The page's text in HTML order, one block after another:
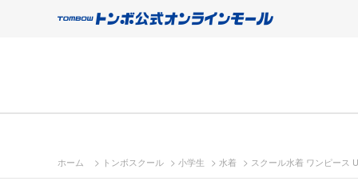
ホーム > トンボスクール > 小学生 > 水着 > スクール水着 ワンピース